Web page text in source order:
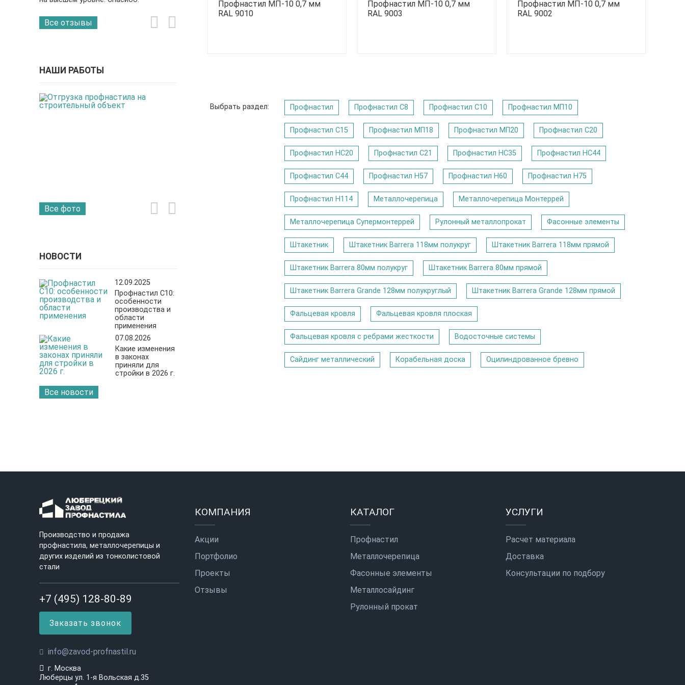
Все отзывы
НАШИ РАБОТЫ
Все фото
НОВОСТИ
12.09.2025
Профнастил С10:
особенности
производства и
области
применения
07.08.2026
Какие изменения
в законах
приняли для
стройки в 2026 г.
Все новости
Профнастил МП-10 0,7 мм
RAL 9010
Профнастил МП-10 0,7 мм
RAL 9003
Профнастил МП-10 0,7 мм
RAL 9002
Выбрать раздел: Профнастил Профнастил C8 Профнастил С10 Профнастил МП10
Профнастил С15 Профнастил МП18 Профнастил МП20 Профнастил С20
Профнастил НС20 Профнастил С21 Профнастил НС35 Профнастил НС44
Профнастил С44 Профнастил Н57 Профнастил Н60 Профнастил Н75
Профнастил Н114 Металлочерепица Металлочерепица Монтеррей
Металлочерепица Супермонтеррей Рулонный металлопрокат Фасонные элементы
Штакетник Штакетник Barrera 118мм полукруг Штакетник Barrera 118мм прямой
Штакетник Barrera 80мм полукруг Штакетник Barrera 80мм прямой
Штакетник Barrera Grande 128мм полукруглый Штакетник Barrera Grande 128мм прямой
Фальцевая кровля Фальцевая кровля плоская
Фальцевая кровля с ребрами жесткости Водосточные системы
Сайдинг металлический Корабельная доска Оцилиндрованное бревно
Производство и продажа
профнастила, металлочерепицы и
других изделий из тонколистовой
стали
+7 (495) 128-80-89
Заказать звонок
info@zavod-profnastil.ru
г. Москва
Люберцы ул. 1-я Вольская д.35
КОМПАНИЯ
Акции
Портфолио
Проекты
Отзывы
КАТАЛОГ
Профнастил
Металлочерепица
Фасонные элементы
Металлосайдинг
Рулонный прокат
УСЛУГИ
Расчет материала
Доставка
Консультации по подбору